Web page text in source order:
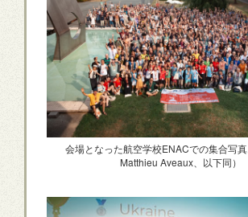
会場となった航空学校ENACでの集合写真
Matthieu Aveaux、以下同）